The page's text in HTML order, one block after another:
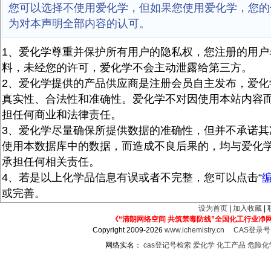
您可以选择不使用爱化学，但如果您使用爱化学，您
为对本声明全部内容的认可。
1、爱化学尊重并保护所有用户的隐私权，您注册的用
料，未经您的许可，爱化学不会主动泄露给第三方。
2、爱化学提供的产品供应商是注册会员自主发布，爱
真实性、合法性和准确性。爱化学不对因使用本站内容
担任何商业和法律责任。
3、爱化学尽量确保所提供数据的准确性，但并不承诺
使用本数据库中的数据，而造成不良后果的，均与爱化
承担任何相关责任。
4、若是以上化学品信息有误或者不完整，您可以点击“
或完善。
设为首页 加入收藏
《“清朗网络空间 共筑禁毒防线”全国化工行业净
Copyright 2009-2026www.ichemistry.cn
CAS登录
网络实名： cas登记号检索 爱化学 化工产品 危险化